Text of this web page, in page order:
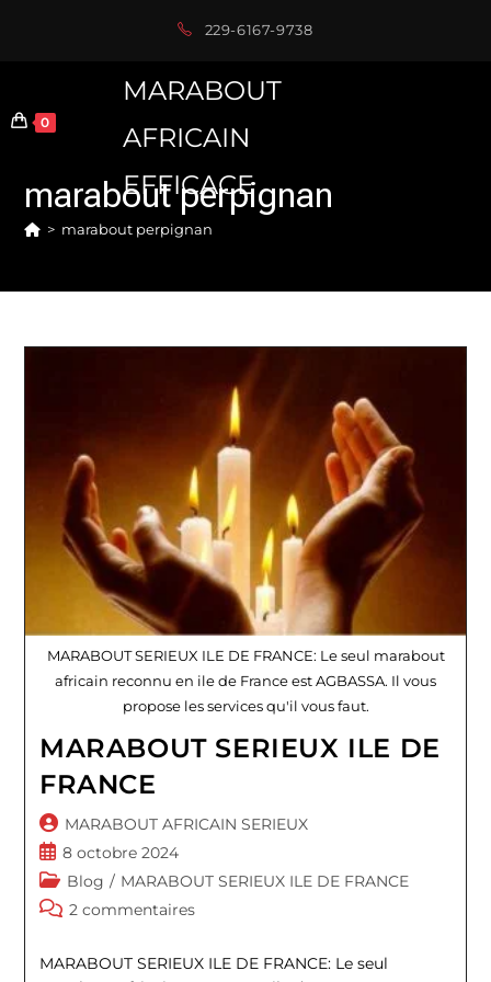
229-6167-9738
0
MARABOUT
AFRICAIN
EFFICACE
marabout perpignan
> marabout perpignan
MARABOUT SERIEUX ILE DE FRANCE: Le seul marabout
africain reconnu en ile de France est AGBASSA. Il vous
propose les services qu'il vous faut.
MARABOUT SERIEUX ILE DE
FRANCE
Auteur/autrice
de
la
publication :
MARABOUT AFRICAIN SERIEUX
Publication
publiée :
8 octobre 2024
Post
category:
Blog / MARABOUT SERIEUX ILE DE FRANCE
Commentaires
la
publication :
2 commentaires
MARABOUT SERIEUX ILE DE FRANCE: Le seul